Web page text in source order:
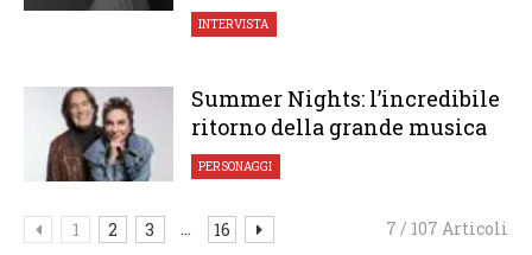
INTERVISTA
Summer Nights: l’incredibile
ritorno della grande musica
PERSONAGGI
1 2 3 ... 16 7 / 107 Articoli